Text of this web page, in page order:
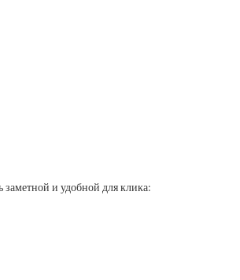
и удобной для клика: